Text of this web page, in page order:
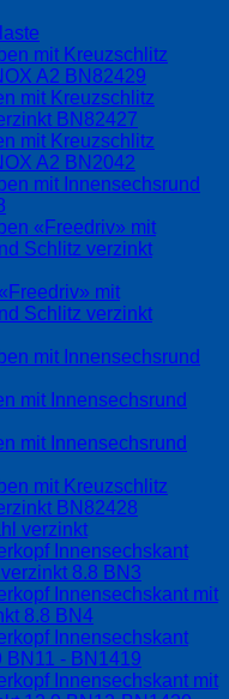
mit Kreuzschlitz
A2 BN82429
mit Kreuzschlitz
BN82427
mit Kreuzschlitz
A2 BN2042
mit Innensechsrund
«Freedriv» mit
Schlitz verzinkt
mit
Schlitz verzinkt
mit Innensechsrund
mit Innensechsrund
mit Innensechsrund
mit Kreuzschlitz
BN82428
verzinkt
Innensechskant
8.8 BN3
Innensechskant mit
8.8 BN4
Innensechskant
BN11 - BN1419
Innensechskant mit